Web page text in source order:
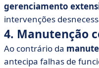
gerenciamento
intervenções
4. Manutenção
Ao contrário da
antecipa falhas de